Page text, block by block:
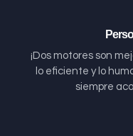
¡Dos motores son
lo eficiente y lo
siempre